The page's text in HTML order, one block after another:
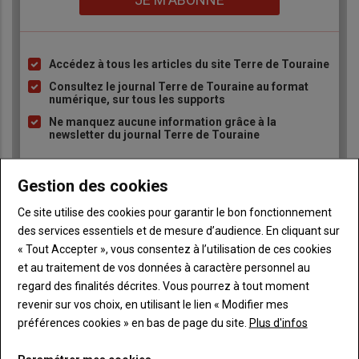
Liste
à
puce
Accédez à tous les articles du site Terre de Touraine
Consultez le journal Terre de Touraine au format
numérique, sur tous les supports
Ne manquez aucune information grâce à la
newsletter du journal Terre de Touraine
Sous-
titre
Vous êtes abonné(e)
TITRE IDENTIFIEZ-VOUS
Body
Connectez-vous à votre compte pour profiter
de votre abonnement
Gestion des cookies
Ce site utilise des cookies pour garantir le bon fonctionnement
des services essentiels et de mesure d’audience. En cliquant sur
« Tout Accepter », vous consentez à l’utilisation de ces cookies
et au traitement de vos données à caractère personnel au
regard des finalités décrites. Vous pourrez à tout moment
revenir sur vos choix, en utilisant le lien « Modifier mes
préférences cookies » en bas de page du site. Plus d'infos